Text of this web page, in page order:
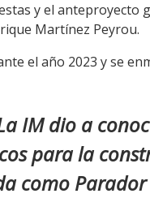
y el anteproyecto
Martínez Peyrou.
el año 2023 y se
IM dio a
para la
como